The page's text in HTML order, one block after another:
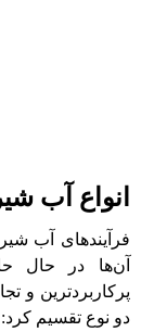
انواع آب
فرآیند‌های آب
آن‌ها در حال
پرکاربردترین و
دو نوع تقسیم کرد: